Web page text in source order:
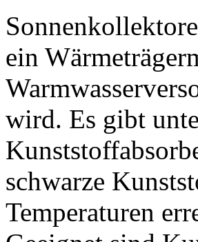
ein
wird. Es gibt
schwarze
Temperaturen